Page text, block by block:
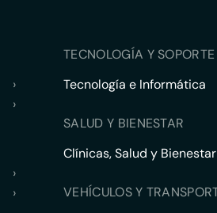
›
›
›
›
TECNOLOGÍA Y
Tecnología e Informática
SALUD Y BIENESTAR
Clínicas, Salud y Bienestar
VEHÍCULOS Y